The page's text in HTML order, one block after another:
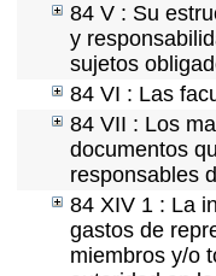
84 V : Su
y
sujetos
84 VI : Las
84 VII : Los
documentos
responsables
84 XIV 1 : La
gastos de
miembros y/o